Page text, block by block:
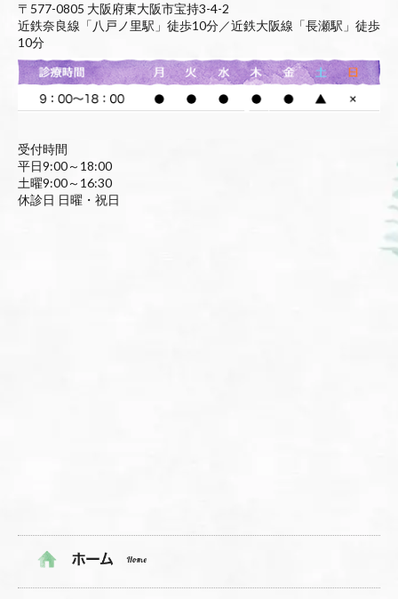
〒577-0805 大阪府東大阪市宝持3-4-2
近鉄奈良線「八戸ノ里駅」徒歩10分／近鉄大阪線「長瀬駅」徒歩
10分
受付時間
平日9:00～18:00
土曜9:00～16:30
休診日 日曜・祝日